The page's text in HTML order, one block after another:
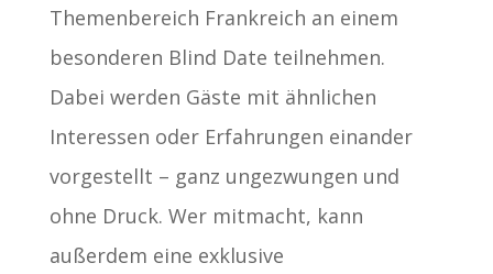
Themenbereich Frankreich an einem
besonderen Blind Date teilnehmen.
Dabei werden Gäste mit ähnlichen
Interessen oder Erfahrungen einander
vorgestellt – ganz ungezwungen und
ohne Druck. Wer mitmacht, kann
außerdem eine exklusive